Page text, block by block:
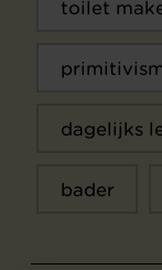
toilet
dagelijks
bader